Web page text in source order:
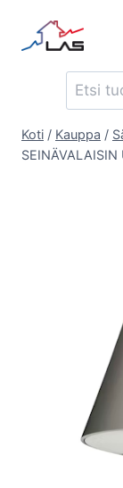
sisältöön
Etsi:
Koti / Kauppa /
SEINÄVALAISIN